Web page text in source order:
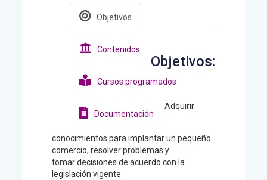
Objetivos
Contenidos
Cursos programados
Documentación
Objetivos:
Adquirir
conocimientos para implantar un pequeño
comercio, resolver problemas y
tomar decisiones de acuerdo con la
legislación vigente.